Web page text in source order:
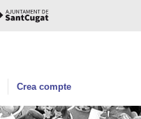
Crea compte